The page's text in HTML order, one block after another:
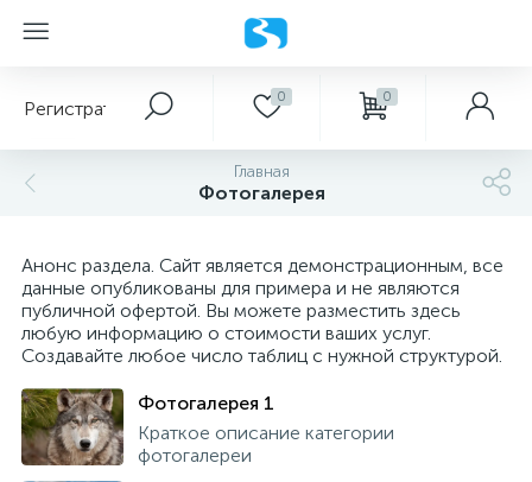
Регистраторы
Парковка
Мультимедия
Поддержка
Бизнес
0 0
Главная
Фотогалерея
Анонс раздела. Сайт является демонстрационным, все
данные опубликованы для примера и не являются
публичной офертой. Вы можете разместить здесь
любую информацию о стоимости ваших услуг.
Создавайте любое число таблиц с нужной структурой.
Фотогалерея 1
Краткое описание категории
фотогалереи
Регистраторы
Парковка
Мультимедия
Бизнес